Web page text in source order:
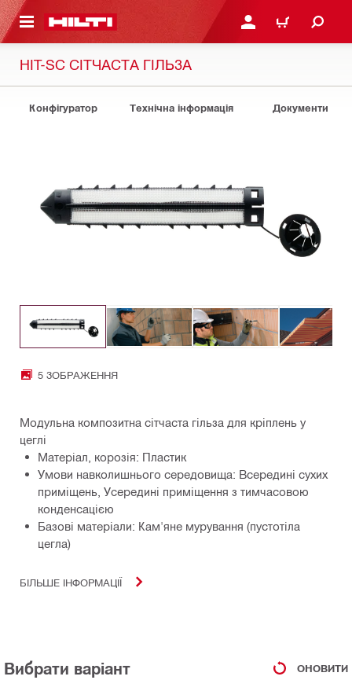
ЗМІСТУ УВІЙТИ АБО
КОШИК
HIT-SC СІТЧАСТА ГІЛЬЗА
Конфігуратор Технічна інформація Документи
5 ЗОБРАЖЕННЯ
Модульна композитна сітчаста гільза для кріплень у
цеглі
Матеріал, корозія: Пластик
Умови навколишнього середовища: Всередині сухих
приміщень, Усередині приміщення з тимчасовою
конденсацією
Базові матеріали: Кам'яне мурування (пустотіла
цегла)
БІЛЬШЕ ІНФОРМАЦІЇ
Вибрати варіант ОНОВИТИ